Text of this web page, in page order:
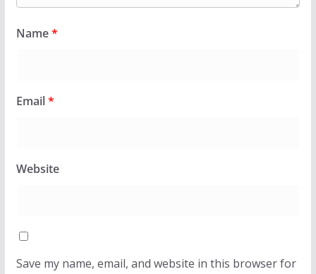
Name*
Email*
Website
Save my name, email, and website in this browser for